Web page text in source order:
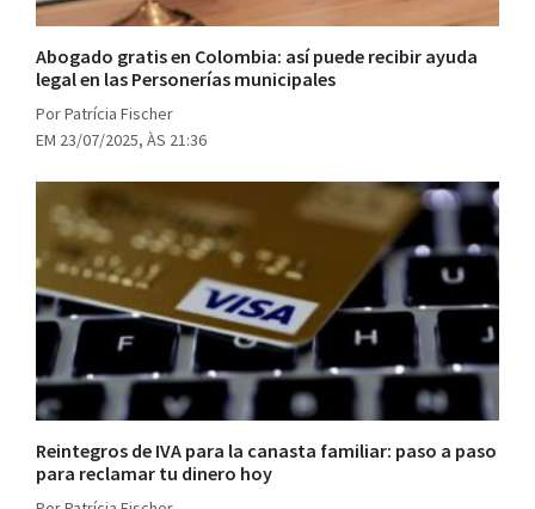
Abogado gratis en Colombia: así puede recibir ayuda
legal en las Personerías municipales
Por Patrícia Fischer
EM 23/07/2025, ÀS 21:36
Reintegros de IVA para la canasta familiar: paso a paso
para reclamar tu dinero hoy